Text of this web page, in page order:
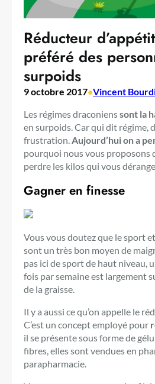
Réducteur
préféré des
surpoids
9 octobre 2017•Vincent
Les régimes draconienssont la
en surpoids. Car qui dit régime,
frustration. Aujourd’hui on a
pourquoi nous vous proposons
perdre les kilos qui vous
Gagner en finesse
Vous vous doutez que le sport
sont un très bon moyen de
pas ici de sport de haut niveau,
fois par semaine est largement
de la graisse.
Il y a aussi ce qu’on appelle le
C’est un concept employé pour
il se présente sous forme de
fibres, elles sont vendues en
parapharmacie.